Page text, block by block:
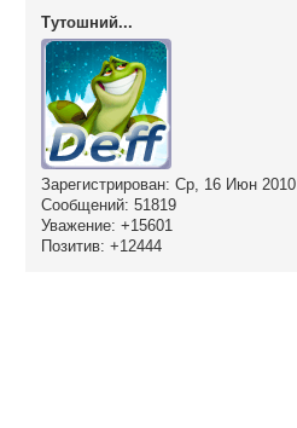
Тутошний...
Зарегистрирован: Ср, 16 Июн 2010
Сообщений: 51819
Уважение: +15601
Позитив: +12444